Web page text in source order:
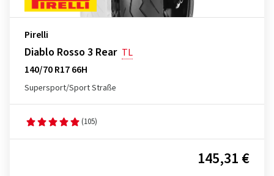
Pirelli
Diablo Rosso 3 Rear TL
140/70 R17 66H
Supersport/Sport Straße
(105)
145,31 €